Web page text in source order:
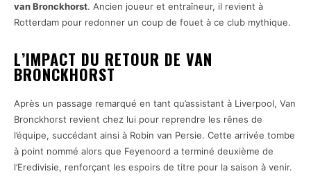
van Bronckhorst. Ancien joueur et entraîneur, il revient à
Rotterdam pour redonner un coup de fouet à ce club mythique.
L’IMPACT DU RETOUR DE VAN
BRONCKHORST
Après un passage remarqué en tant qu’assistant à Liverpool, Van
Bronckhorst revient chez lui pour reprendre les rênes de
l’équipe, succédant ainsi à Robin van Persie. Cette arrivée tombe
à point nommé alors que Feyenoord a terminé deuxième de
l’Eredivisie, renforçant les espoirs de titre pour la saison à venir.